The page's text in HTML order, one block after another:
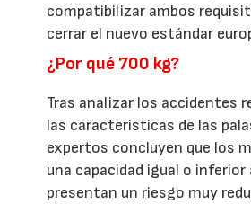
compatibilizar ambos
cerrar el nuevo estándar
¿Por qué 700 kg?
Tras analizar los accidentes
las características de las
expertos concluyen que los
una capacidad igual o inferior
presentan un riesgo muy